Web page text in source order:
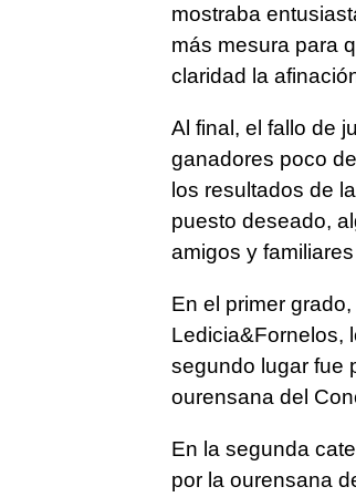
mostraba
más mesura para
claridad la
Al final, el fallo de
ganadores poco
los resultados de
puesto deseado,
amigos y
En el primer
Ledicia&Fornelos,
segundo lugar fue
ourensana del
En la segunda
por la ourensana